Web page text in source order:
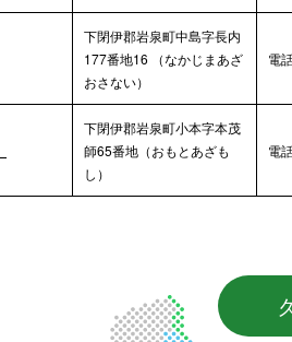
下閉伊郡岩泉町中島字長内
177番地16 （なかじまあざ
おさない）
電
下閉伊郡岩泉町小本字本茂
師65番地（おもとあざも
し）
電